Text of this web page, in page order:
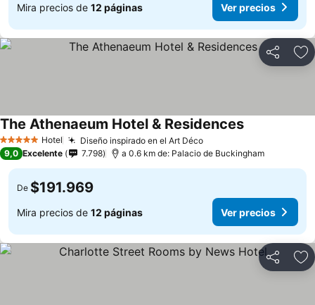
Mira precios de 12 páginas Ver precios
Compartir
5 Estrellas Hotel Diseño inspirado en el Art DécoVer precios
The Athenaeum Hotel & ResidencesVer precios
9,0 Excelente 7.798 a 0.6 km de: Palacio de Buckingham
De $191.969
Mira precios de 12 páginas Ver precios
Compartir